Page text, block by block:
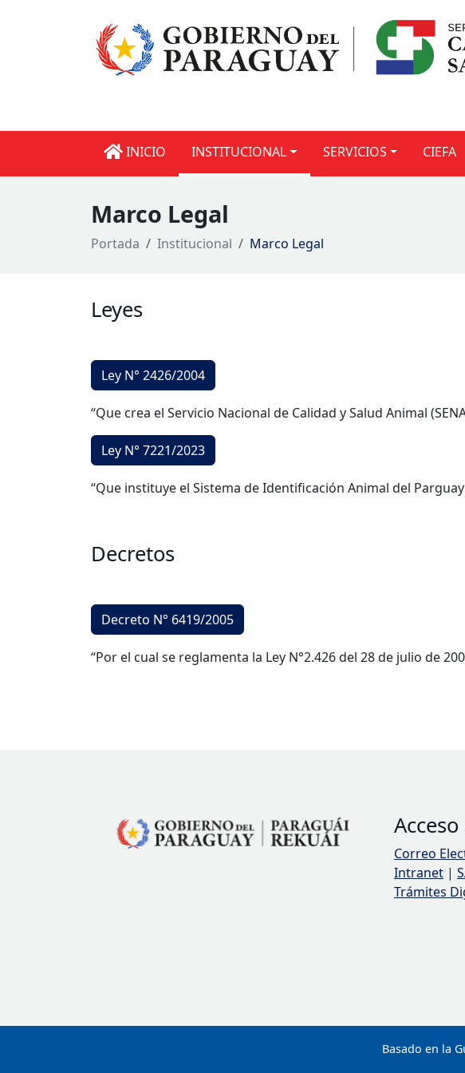
INICIO INSTITUCIONAL SERVICIOS CIEFA
Marco Legal
Portada Institucional Marco Legal
Leyes
Ley N° 2426/2004
“Que crea el Servicio Nacional de Calidad y Salud Animal
Ley N° 7221/2023
“Que instituye el Sistema de Identificación Animal del
Decretos
Decreto N° 6419/2005
“Por el cual se reglamenta la Ley N°2.426 del 28 de julio de
Correo
Intranet |
Trámites
Basado en la